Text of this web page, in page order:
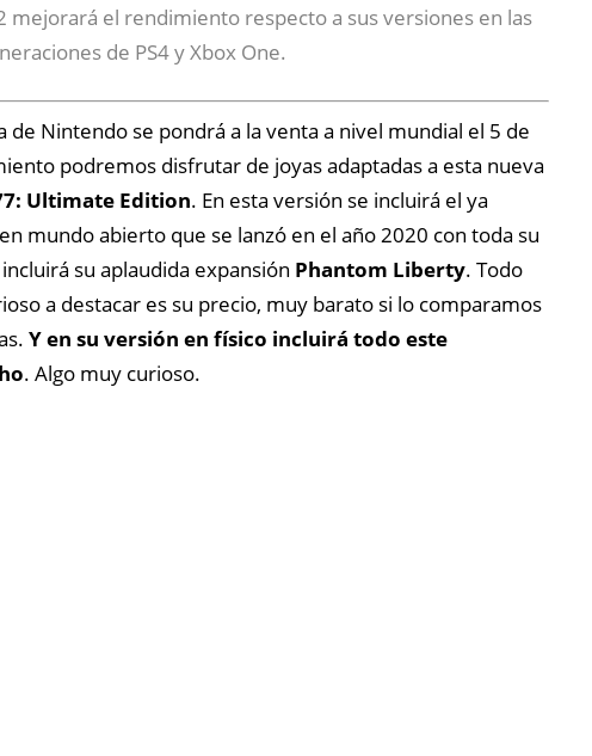
mejorará el rendimiento respecto a sus versiones en las
de PS4 y Xbox One.
de Nintendo se pondrá a la venta a nivel mundial el 5 de
podremos disfrutar de joyas adaptadasa esta nueva
: Ultimate Edition. En esta versión se incluirá el ya
en mundo abierto que se lanzó en el año 2020 con toda su
incluirá su aplaudida expansión Phantom Liberty. Todo
a destacar es su precio, muy barato si lo comparamos
Y en su versión en físico incluirá todo este
. Algo muy curioso.